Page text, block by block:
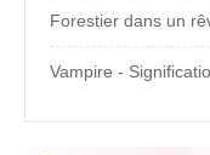
Forestier dans un
Vampire -